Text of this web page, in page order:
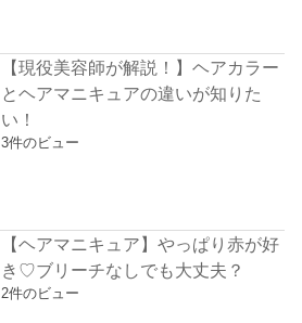
【現役美容師が解説！】ヘアカラー
とヘアマニキュアの違いが知りた
い！
3件のビュー
【ヘアマニキュア】やっぱり赤が好
き♡ブリーチなしでも大丈夫？
2件のビュー